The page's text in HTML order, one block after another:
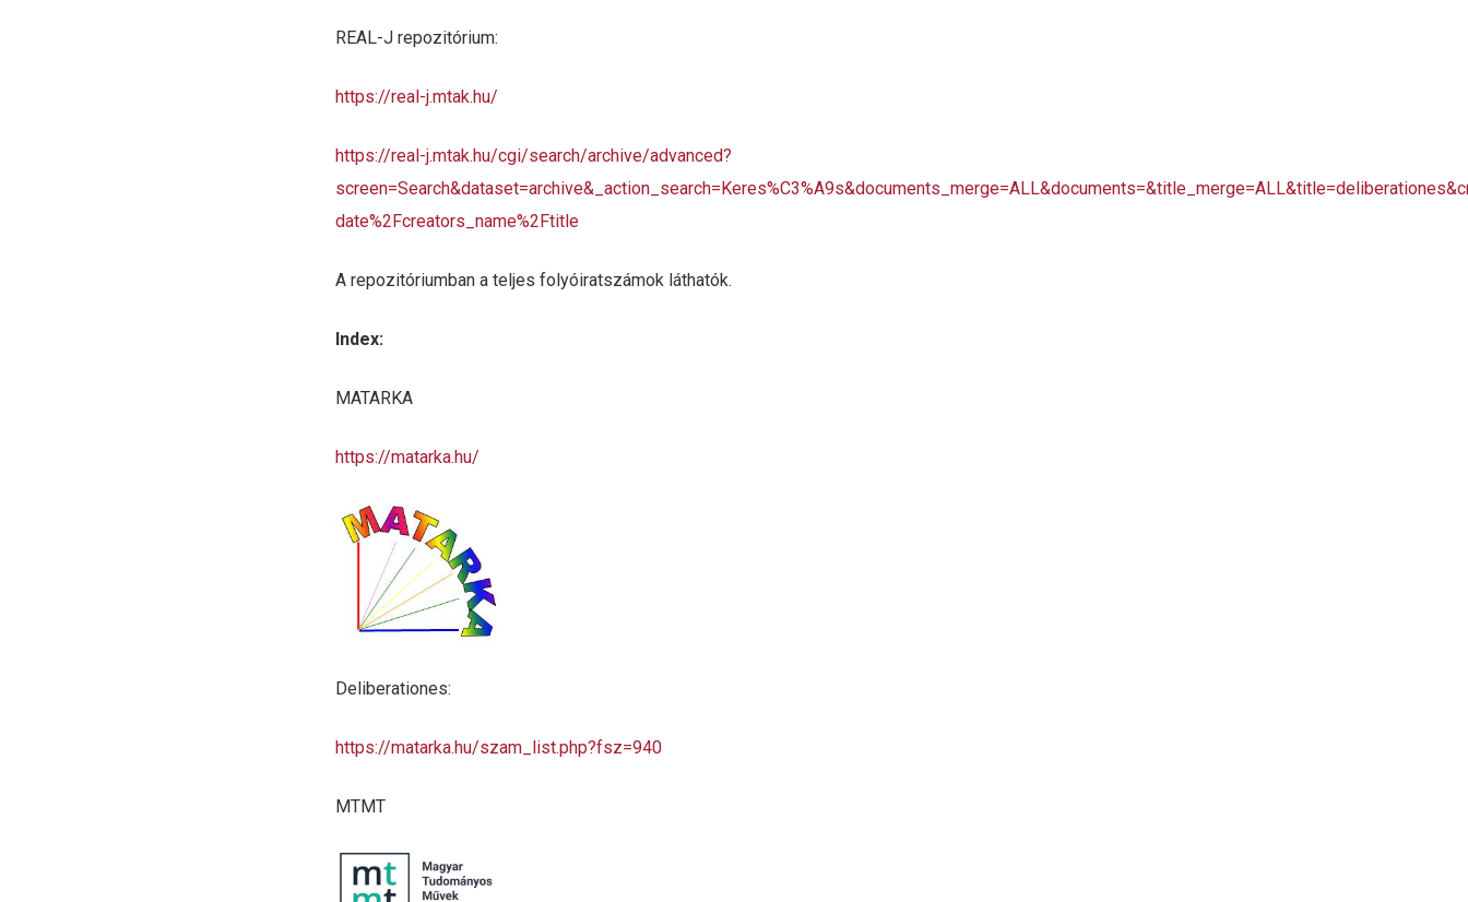
REAL-J repozitórium:
https://real-j.mtak.hu/
https://real-j.mtak.hu/cgi/search/archive/advanced?
date%2Fcreators_name%2Ftitle
A repozitóriumban a teljes folyóiratszámok láthatók.
Index:
MATARKA
https://matarka.hu/
Deliberationes:
https://matarka.hu/szam_list.php?fsz=940
MTMT